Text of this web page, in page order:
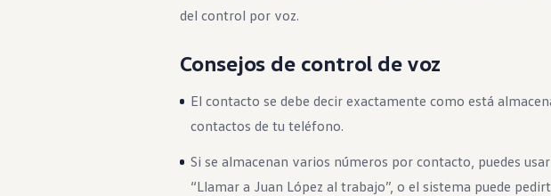
del control por voz.
Consejos de control de voz
El contacto se debe decir exactamente como está
contactos de tu teléfono.
Si se almacenan varios números por contacto, puedes
“Llamar a Juan López al trabajo”, o el sistema puede